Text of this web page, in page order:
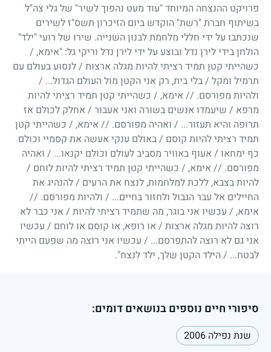
פרויקט ההנצחה המיוחד "עוד מעט נהפוך לשיר" של גלי צה"ל
בשיתוף חברת "רשת" הוקדש ביום הזיכרון תשס"ז לשירים
שנכתבו על ידי חללי מלחמת לבנון השנייה. שירו של רועי "ילד"
הולחן בידי לירן נדל ובוצע על ידי לירן נדל וריקי גל: "אימא, /
כשהייתי קטן תמיד רציתי להיות מגלה ארצות / לנסוע בעולם עם
תרמיל ומקל / בלי בית, רק אני הקטן מול העולם הגדול... /
ולהיות מפורסם. // אימא, / כשהייתי קטן תמיד רציתי להיות
מרפא / שיעמדו אנשים בשורה ואני אעבור / אחלק לכולם אז
תרופה והיא תעזור... / ואהיה מפורסם. // אימא, / כשהייתי קטן
תמיד רציתי להיות קוסם / באולם ענקי אעשה את קסמיי וכולם
כף ימחאו / אעוף באוויר מסביב לעולם וכולם יקנאו... / ואהיה
מפורסם. // אימא, / כשהייתי קטן תמיד רציתי להיות לוחם /
להיות בצבא, ללכת למלחמות, לנצח את הרעים / להנהיג את
החיילים אל עבר הגבול ולחזור בחיים... / ולהיות מפורסם. //
אימא, / עכשיו אני בוגר, מה שתמיד רציתי להיות / אני כבר לא
רוצה להיות מגלה ארצות / או רופא, או קוסם או לוחם / עכשיו
אני גם לא רוצה להתפרסם... / עכשיו אני רוצה מה שפעם הייתי
לבטח... / הילד הקטן שלך, ילד לנצח".
סיפורי חיים נוספים בנושאים דומים:
שנת נפילה 2006